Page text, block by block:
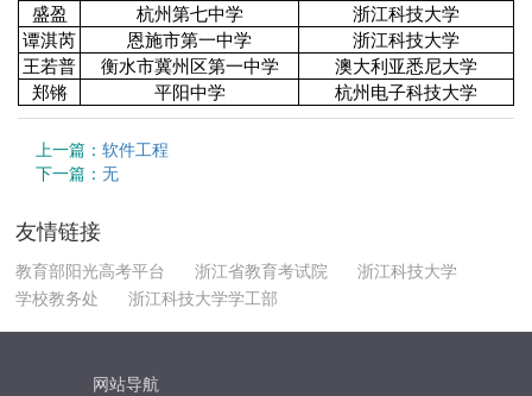
盛盈
杭州第七中学
浙江科技大学
谭淇芮
恩施市第一中学
浙江科技大学
王若普
衡水市冀州区第一中学
澳大利亚悉尼大学
郑锵
平阳中学 杭州电子科技大学
上一篇： 软件工程
下一篇： 无
友情链接
教育部阳光高考平台 浙江省教育考试院
浙江科技大学
学校教务处
浙江科技大学学工部
网站导航